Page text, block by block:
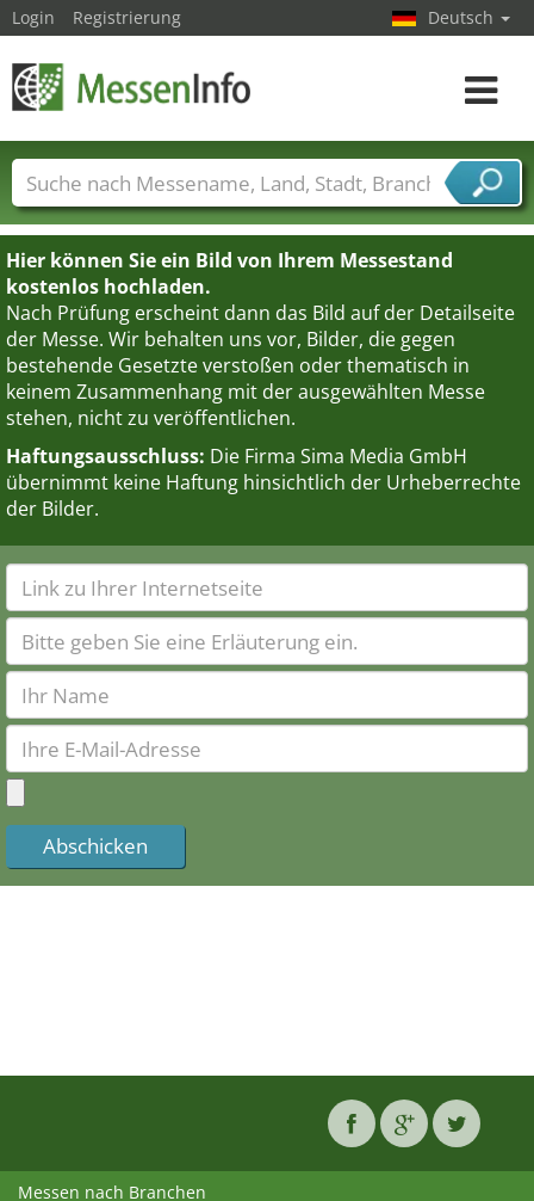
Hier können Sie ein Bild von Ihrem Messestand
kostenlos hochladen.
Nach Prüfung erscheint dann das Bild auf der Detailseite
der Messe. Wir behalten uns vor, Bilder, die gegen
bestehende Gesetzte verstoßen oder thematisch in
keinem Zusammenhang mit der ausgewählten Messe
stehen, nicht zu veröffentlichen.
Haftungsausschluss: Die Firma Sima Media GmbH
übernimmt keine Haftung hinsichtlich der Urheberrechte
der Bilder.
Login Registrierung Deutsch
Toggle
Messenamen Länder Städte
Branchen
Dienstleisterbranchen
Messen nach Branchen